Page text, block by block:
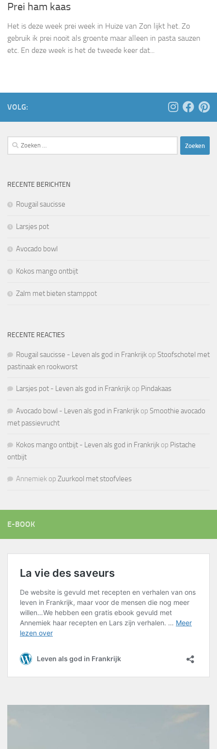
Prei ham kaas
Het is deze week prei week in Huize van Zon lijkt het. Zo
gebruik ik prei nooit als groente maar alleen in pasta sauzen
etc. En deze week is het de tweede keer dat...
VOLG:
Zoeken
naar:
RECENTE BERICHTEN
Rougail saucisse
Larsjes pot
Avocado bowl
Kokos mango ontbijt
Zalm met bieten stamppot
RECENTE REACTIES
Rougail saucisse - Leven als god in Frankrijk op Stoofschotel met
pastinaak en rookworst
Larsjes pot - Leven als god in Frankrijk op Pindakaas
Avocado bowl - Leven als god in Frankrijk op Smoothie avocado
met passievrucht
Kokos mango ontbijt - Leven als god in Frankrijk op Pistache
ontbijt
Annemiek op Zuurkool met stoofvlees
E-BOOK